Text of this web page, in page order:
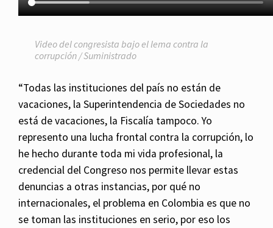
Video del congresista bajo el lema contra la
corrupción / Suministrado
“Todas las instituciones del país no están de
vacaciones, la Superintendencia de Sociedades no
está de vacaciones, la Fiscalía tampoco. Yo
represento una lucha frontal contra la corrupción, lo
he hecho durante toda mi vida profesional, la
credencial del Congreso nos permite llevar estas
denuncias a otras instancias, por qué no
internacionales, el problema en Colombia es que no
se toman las instituciones en serio, por eso los